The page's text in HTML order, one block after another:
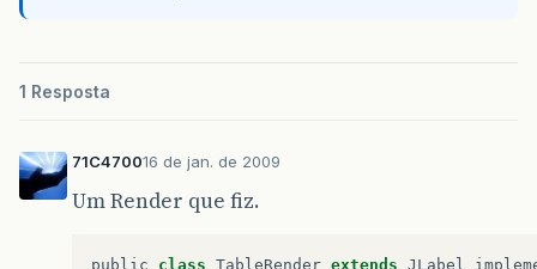
1 Resposta
71C470016 de jan. de 2009
Um Render que fiz.
public class TableRender extends JLabel